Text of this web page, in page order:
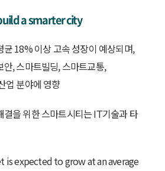
a smarter city
18% 이상 고속 성장이 예상되며,
, 스마트빌딩, 스마트교통,
업 분야에 영향
결을 위한 스마트시티는 IT기술과 타
is expected to grow at an average